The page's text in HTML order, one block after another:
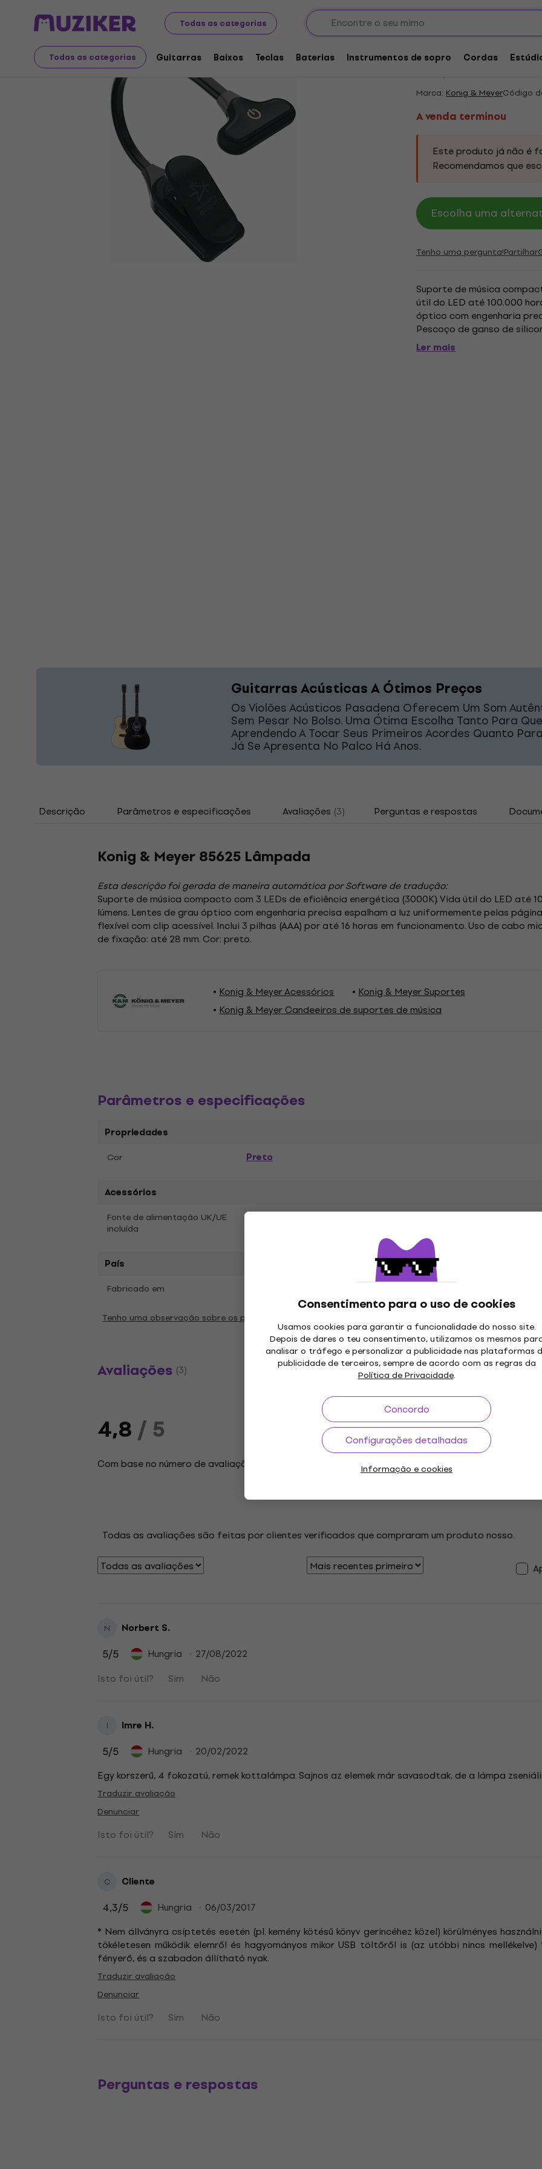
Todas as categorias
Todas as categorias Guitarras Baixos Teclas Baterias Instrumentos de sopro Cordas
Consentimento para o uso de cookies
Usamos cookies para garantir a funcionalidade do nosso site.
Depois de dares o teu consentimento, utilizamos os mesmos
analisar o tráfego e personalizar a publicidade nas plataformas
publicidade de terceiros, sempre de acordo com as regras da
Política de Privacidade.
Concordo
Configurações detalhadas
Informação e cookies
Instrumentos musicais Acessórios Suportes Suportes e acessórios para música
A venda terminou
A venda terminou
Konig & Meyer
Marca: Konig & MeyerCódigo
A venda terminou
Este produto já não é
Recomendamos que
Escolha uma
Tenho uma pergunta!Partilhar
Suporte de música
útil do LED até 100.000
óptico com engenharia
Pescoço de ganso de
até 16 horas em
Ler mais
Guitarras Acústicas A Ótimos Preços
Os Violões Acústicos Pasadena Oferecem Um Som
Sem Pesar No Bolso. Uma Ótima Escolha Tanto Para
Aprendendo A Tocar Seus Primeiros Acordes Quanto
Já Se Apresenta No Palco Há Anos.
Descrição Parâmetros e especificações Avaliações (3) Perguntas e respostas
Konig & Meyer 85625 Lâmpada
Esta descrição foi gerada de maneira automática por Software de tradução:
Suporte de música compacto com 3 LEDs de eficiência energética (3000K). Vida útil do LED até
lúmens. Lentes de grau óptico com engenharia precisa espalham a luz uniformemente pelas
flexível com clip acessível. Inclui 3 pilhas (AAA) por até 16 horas em funcionamento. Uso de cabo
de fixação: até 28 mm. Cor: preto.
Konig & Meyer Acessórios
Konig & Meyer Suportes
Konig & Meyer Candeeiros de suportes de música
Parâmetros e especificações
Propriedades
Cor Preto
Acessórios
Fonte de alimentação UK/UE
incluída
Não
País
Fabricado em
Tenho uma observação sobre os parâmetros
Avaliações (3)
4,8/ 5
Com base no número de avaliações: 3
Avaliações dos clientes sobre o artigo
Todas as avaliações são feitas por clientes verificados que compraram um produto nosso.
N Norbert S.
5/5 Hungria
27/08/2022
Isto foi útil?
Sim Não
I Imre H.
5/5 Hungria
20/02/2022
Egy korszerű, 4 fokozatú, remek kottalámpa. Sajnos az elemek már savasodtak, de a lámpa
Traduzir avaliação
Denunciar
Isto foi útil? Sim Não
C Cliente
4,3/5 Hungria
06/03/2017
* Nem állványra csíptetés esetén (pl. kemény kötésű könyv gerincéhez közel) körülményes
tökéletesen működik elemről és hagyományos mikor USB töltőről is (az utóbbi nincs
fényerő, és a szabadon állítható nyak.
Traduzir avaliação
Denunciar
Isto foi útil? Sim Não
Perguntas e respostas